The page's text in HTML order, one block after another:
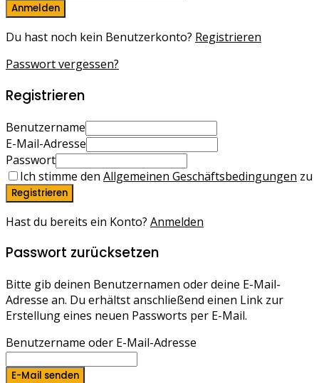
Anmelden
Du hast noch kein Benutzerkonto? Registrieren
Passwort vergessen?
Registrieren
Benutzername
E-Mail-Adresse
Passwort
Ich stimme den Allgemeinen Geschäftsbedingungen zu
Registrieren
Hast du bereits ein Konto? Anmelden
Passwort zurücksetzen
Bitte gib deinen Benutzernamen oder deine E-Mail-
Adresse an. Du erhältst anschließend einen Link zur
Erstellung eines neuen Passworts per E-Mail.
Benutzername oder E-Mail-Adresse
E-Mail senden